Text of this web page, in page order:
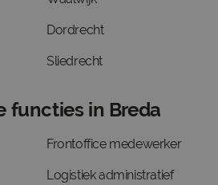
Dordrecht
Sliedrecht
functies in Breda
Frontoffice medewerker
Logistiek administratief